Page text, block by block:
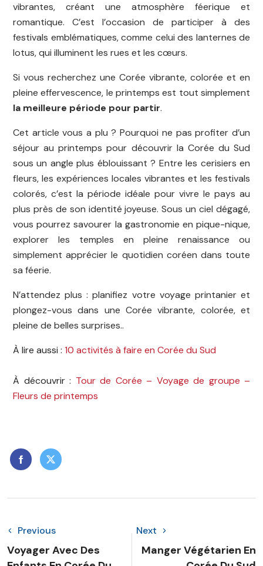
vibrantes, créant une atmosphère féerique et
romantique. C’est l’occasion de participer à des
festivals emblématiques, comme celui des lanternes de
lotus, qui illuminent les rues et les cœurs.
Si vous recherchez une Corée vibrante, colorée et en
pleine effervescence, le printemps est tout simplement
la meilleure période pour partir.
Cet article vous a plu ? Pourquoi ne pas profiter d’un
séjour au printemps pour découvrir la Corée du Sud
sous un angle plus éblouissant ? Entre les cerisiers en
fleurs, les expériences locales vibrantes et les festivals
colorés, c’est la période idéale pour vivre le pays au
plus près de son identité joyeuse. Sous un ciel dégagé,
vous pourrez savourer la gastronomie en pique-nique,
explorer les temples en pleine renaissance ou
simplement apprécier le quotidien coréen dans toute
sa féerie.
N’attendez plus : planifiez votre voyage printanier et
plongez-vous dans une Corée vibrante, colorée, et
pleine de belles surprises..
À lire aussi : 10 activités à faire en Corée du Sud
À découvrir : Tour de Corée – Voyage de groupe –
Fleurs de printemps
Previous
Voyager Avec Des
Next
Manger Végétarien En